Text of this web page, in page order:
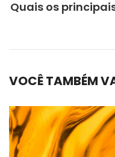
Quais os
VOCÊ TAMBÉM